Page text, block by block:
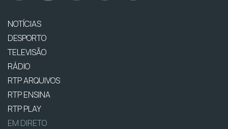
NOTÍCIAS
DESPORTO
TELEVISÃO
RÁDIO
RTP ARQUIVOS
RTP ENSINA
RTP PLAY
EM DIRETO